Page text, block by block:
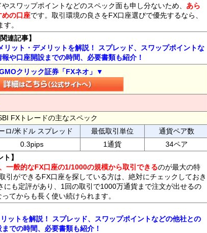
スワップポイントなどのスペック面も申し分ないため、 あら
めの口座です。取引環境の良さをFX口座選びで優先するなら、
。
連記事】
ット・デメリットを解説！ スプレッド、スワップポイントな
や口座開設までの時間、必要書類も紹介！
クリック証券「FXネオ」▼
FXトレードの主なスペック
ロ/米ドル スプレッド 最低取引単位
通貨ペア数
0.3pips 1通貨
34ペア
】
一般的なFX口座の1/1000の規模から取引できるのが最大の特
引ができるFX口座を探している方は、絶対にチェックしておき
にも定評があり、1回の取引で1000万通貨まで注文が出せるの
てからも長く使い続けられます。
ットを解説！ スプレッド、スワップポイントなどの他社との
での時間、必要書類も紹介！